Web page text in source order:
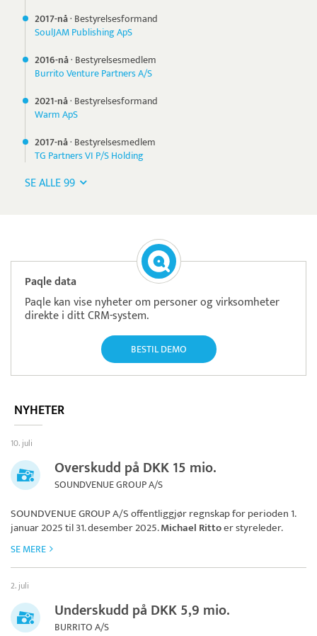
2017-nå· Bestyrelsesformand
SoulJAM Publishing ApS
2016-nå· Bestyrelsesmedlem
Burrito Venture Partners A/S
2021-nå· Bestyrelsesformand
Warm ApS
2017-nå· Bestyrelsesmedlem
TG Partners VI P/S Holding
SE ALLE 99
Paqle data
Paqle kan vise nyheter om personer og virksomheter
direkte i ditt CRM-system.
BESTIL DEMO
NYHETER
10. juli
Overskudd på DKK 15 mio.
SOUNDVENUE GROUP A/S
SOUNDVENUE GROUP A/Soffentliggjør regnskap for perioden 1.
januar 2025 til 31. desember 2025.Michael Rittoer styreleder.
SE MERE
2. juli
Underskudd på DKK 5,9 mio.
BURRITO A/S